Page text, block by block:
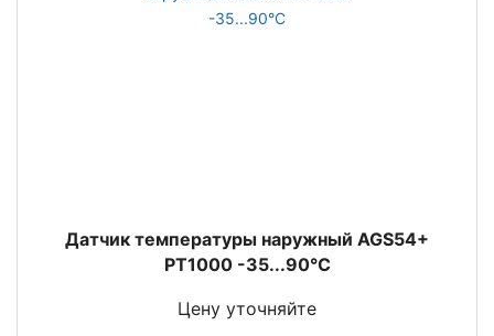
Датчик температуры наружный AGS54+
PT1000 -35...90°C
Цену уточняйте